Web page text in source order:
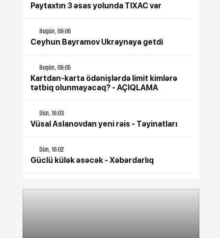
Paytaxtın 3 əsas yolunda TIXAC var
Bugün, 09:06
Ceyhun Bayramov Ukraynaya getdi
Bugün, 09:05
Kartdan-karta ödənişlərdə limit kimlərə
tətbiq olunmayacaq? - AÇIQLAMA
Dün, 16:03
Vüsal Aslanovdan yeni rəis - Təyinatları
Dün, 16:02
Güclü külək əsəcək - Xəbərdarlıq